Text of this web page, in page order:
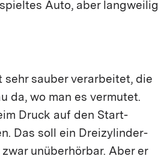
Auto, aber langweilig
sehr sauber verarbeitet, die
da, wo man es vermutet.
Druck auf den Start-
Das soll ein Dreizylinder-
unüberhörbar. Aber er